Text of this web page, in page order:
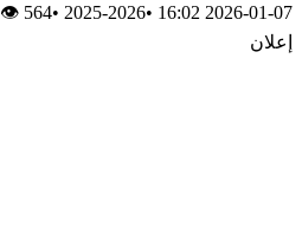
2026-01-07 16:02
•
2025-2026
•
👁 564
إعلان